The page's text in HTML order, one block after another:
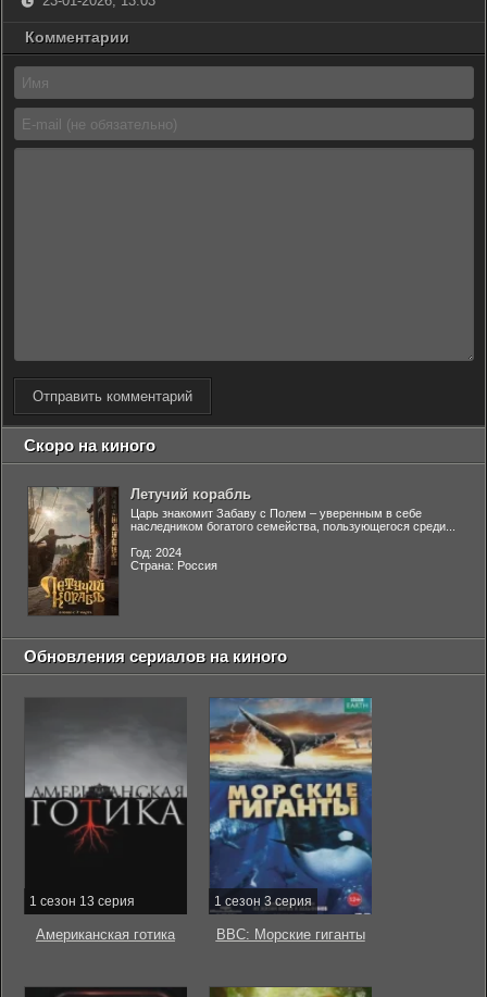
Комментарии
Отправить комментарий
Скоро на киного
Летучий корабль
Царь знакомит Забаву с Полем – уверенным в себе
наследником богатого семейства, пользующегося среди...
Год: 2024
Страна: Россия
Обновления сериалов на киного
1 сезон 13 серия
Американская готика
1 сезон 3 серия
BBC: Морские гиганты